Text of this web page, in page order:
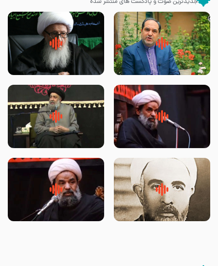
پیامبر صلی الله علیه وآله و سلم
فرمودند وای بر بچه های آخر
زوّار اربعین امام حسین (علیه
السلام) با این اشتیاق به زیارت
روضه جانسوز پاره های جگر امام
حسن مجتبی علیه السلام-حجت
لقب حضرت رقیه سلام الله علیها به
چه معناست – حجت الاسلام علوی
روضه‌ی مجلس یزید ملعون و
اسارت اهل‌بیت علیهم‌السلام –
سلام جوانی که امام حسین علیه
السلام خودش جوابش را دادند